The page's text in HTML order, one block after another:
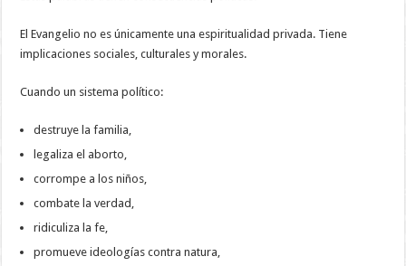
El Evangelio no es únicamente una espiritualidad privada. Tiene
implicaciones sociales, culturales y morales.
Cuando un sistema político:
destruye la familia,
legaliza el aborto,
corrompe a los niños,
combate la verdad,
ridiculiza la fe,
promueve ideologías contra natura,